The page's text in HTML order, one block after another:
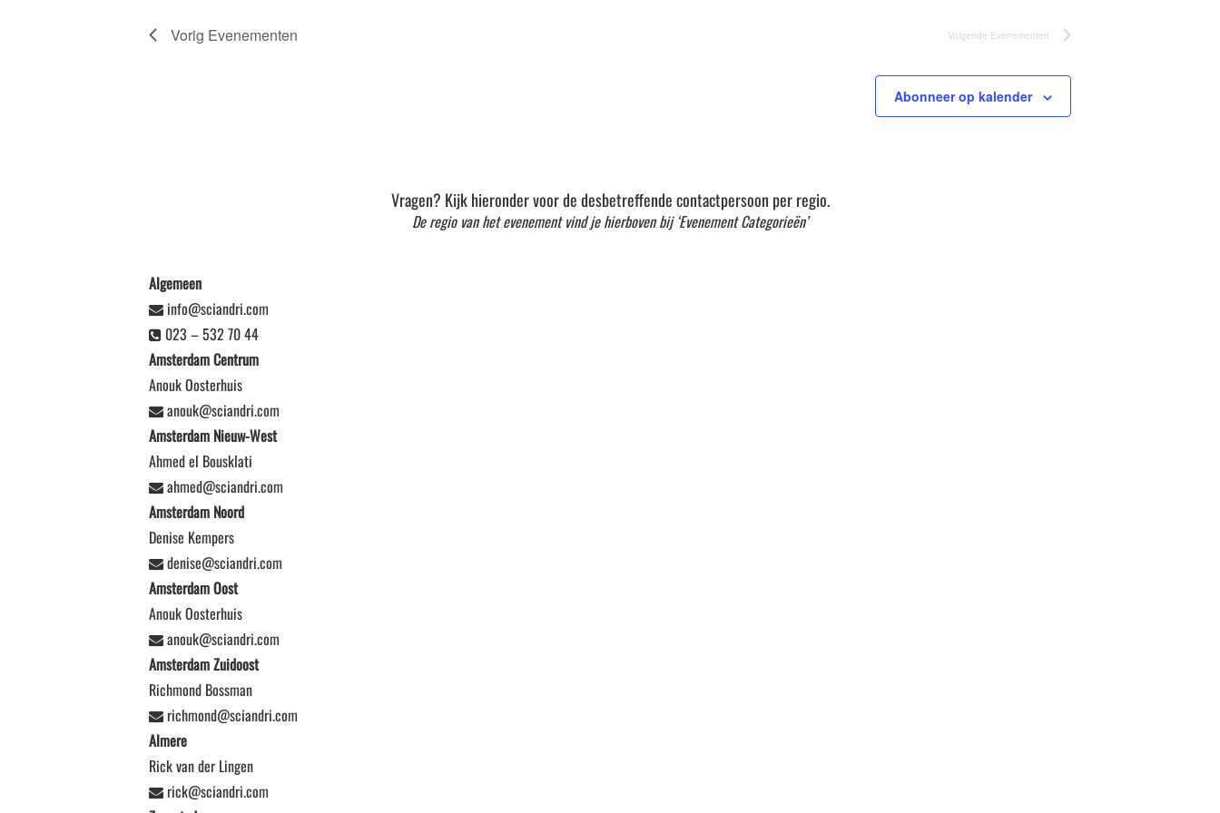
Vorig Evenementen Volgende Evenementen
Abonneer op kalender
Vragen? Kijk hieronder voor de desbetreffende contactpersoon per regio.
De regio van het evenement vind je hierboven bij ‘Evenement Categorieën’
Algemeen
info@sciandri.com
023 – 532 70 44
Amsterdam Centrum
Anouk Oosterhuis
anouk@sciandri.com
Amsterdam Nieuw-West
Ahmed el Bousklati
ahmed@sciandri.com
Amsterdam Noord
Denise Kempers
denise@sciandri.com
Amsterdam Oost
Anouk Oosterhuis
anouk@sciandri.com
Amsterdam Zuidoost
Richmond Bossman
richmond@sciandri.com
Almere
Rick van der Lingen
rick@sciandri.com